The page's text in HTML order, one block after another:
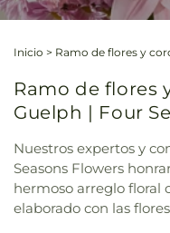
Inicio > Ramo de flores y
Ramo de flores
Guelph | Four
Nuestros expertos y
Seasons Flowers
hermoso arreglo floral
elaborado con las